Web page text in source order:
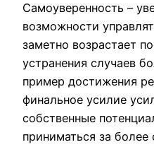
Самоуверенность –
возможности
заметно возрастает
устранения случаев
пример достижения
финальное усилие
собственные
приниматься за